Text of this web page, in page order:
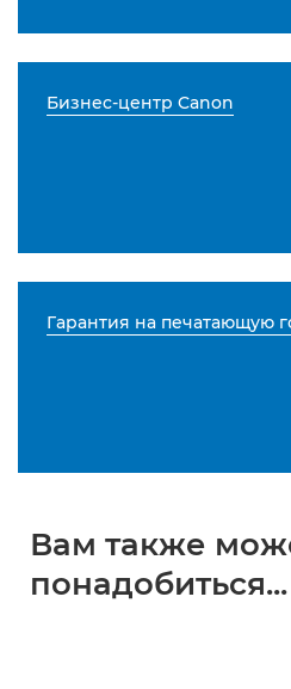
Бизнес-центр Canon
Гарантия на печатающую
Вам также
понадобиться...